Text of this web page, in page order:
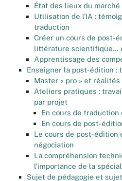
État des lieux du
Utilisation de l’IA :
traduction
Créer un cours de post-
littérature scientifique…
Apprentissage des
Enseigner la post-édition :
Master « pro » et
Ateliers pratiques :
par projet
En cours de traduction
En cours de post-
Le cours de post-édition
négociation
La compréhension
l’importance de la
Sujet de pédagogie et